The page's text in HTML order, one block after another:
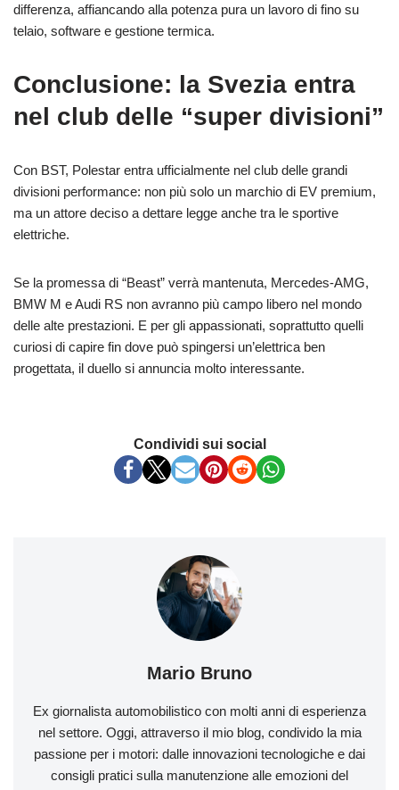
differenza, affiancando alla potenza pura un lavoro di fino su
telaio, software e gestione termica.
Conclusione: la Svezia entra
nel club delle “super divisioni”
Con BST, Polestar entra ufficialmente nel club delle grandi
divisioni performance: non più solo un marchio di EV premium,
ma un attore deciso a dettare legge anche tra le sportive
elettriche.
Se la promessa di “Beast” verrà mantenuta, Mercedes-AMG,
BMW M e Audi RS non avranno più campo libero nel mondo
delle alte prestazioni. E per gli appassionati, soprattutto quelli
curiosi di capire fin dove può spingersi un’elettrica ben
progettata, il duello si annuncia molto interessante.
Condividi sui social
Mario Bruno
Ex giornalista automobilistico con molti anni di esperienza
nel settore. Oggi, attraverso il mio blog, condivido la mia
passione per i motori: dalle innovazioni tecnologiche e dai
consigli pratici sulla manutenzione alle emozioni del